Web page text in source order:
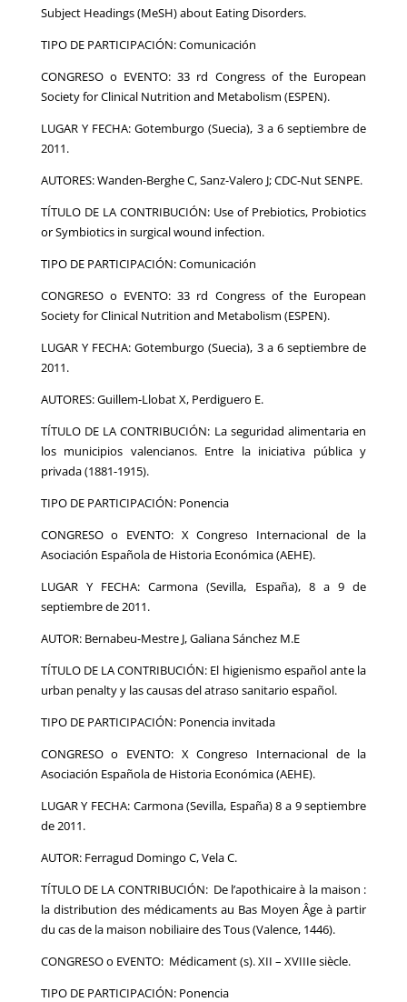
Subject Headings (MeSH) about Eating Disorders.
TIPO DE PARTICIPACIÓN: Comunicación
CONGRESO o EVENTO: 33 rd Congress of the European
Society for Clinical Nutrition and Metabolism (ESPEN).
LUGAR Y FECHA: Gotemburgo (Suecia), 3 a 6 septiembre de
2011.
AUTORES: Wanden-Berghe C, Sanz-Valero J; CDC-Nut SENPE.
TÍTULO DE LA CONTRIBUCIÓN: Use of Prebiotics, Probiotics
or Symbiotics in surgical wound infection.
TIPO DE PARTICIPACIÓN: Comunicación
CONGRESO o EVENTO: 33 rd Congress of the European
Society for Clinical Nutrition and Metabolism (ESPEN).
LUGAR Y FECHA: Gotemburgo (Suecia), 3 a 6 septiembre de
2011.
AUTORES: Guillem-Llobat X, Perdiguero E.
TÍTULO DE LA CONTRIBUCIÓN: La seguridad alimentaria en
los municipios valencianos. Entre la iniciativa pública y
privada (1881-1915).
TIPO DE PARTICIPACIÓN: Ponencia
CONGRESO o EVENTO: X Congreso Internacional de la
Asociación Española de Historia Económica (AEHE).
LUGAR Y FECHA: Carmona (Sevilla, España), 8 a 9 de
septiembre de 2011.
AUTOR: Bernabeu-Mestre J, Galiana Sánchez M.E
TÍTULO DE LA CONTRIBUCIÓN: El higienismo español ante la
urban penalty y las causas del atraso sanitario español.
TIPO DE PARTICIPACIÓN: Ponencia invitada
CONGRESO o EVENTO: X Congreso Internacional de la
Asociación Española de Historia Económica (AEHE).
LUGAR Y FECHA: Carmona (Sevilla, España) 8 a 9 septiembre
de 2011.
AUTOR: Ferragud Domingo C, Vela C.
TÍTULO DE LA CONTRIBUCIÓN: De l’apothicaire à la maison :
la distribution des médicaments au Bas Moyen Âge à partir
du cas de la maison nobiliaire des Tous (Valence, 1446).
CONGRESO o EVENTO: Médicament (s). XII – XVIIIe siècle.
TIPO DE PARTICIPACIÓN: Ponencia